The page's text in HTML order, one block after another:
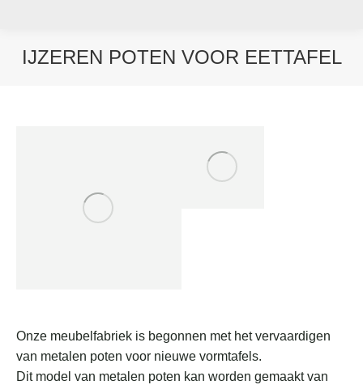
IJZEREN POTEN VOOR EETTAFEL
Onze meubelfabriek is begonnen met het vervaardigen
van metalen poten voor nieuwe vormtafels.
Dit model van metalen poten kan worden gemaakt van